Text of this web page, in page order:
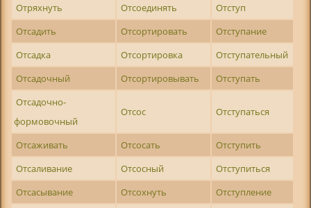
Отряхнуть
Отсоединять
Отступ
Отсадить
Отсортировать
Отступание
Отсадка
Отсортировка
Отступательный
Отсадочный
Отсортировывать
Отступать
Отсадочно-
формовочный
Отсос Отступаться
Отсаживать Отсосать
Отступить
Отсаливание
Отсосный
Отступиться
Отсасывание
Отсохнуть
Отступление